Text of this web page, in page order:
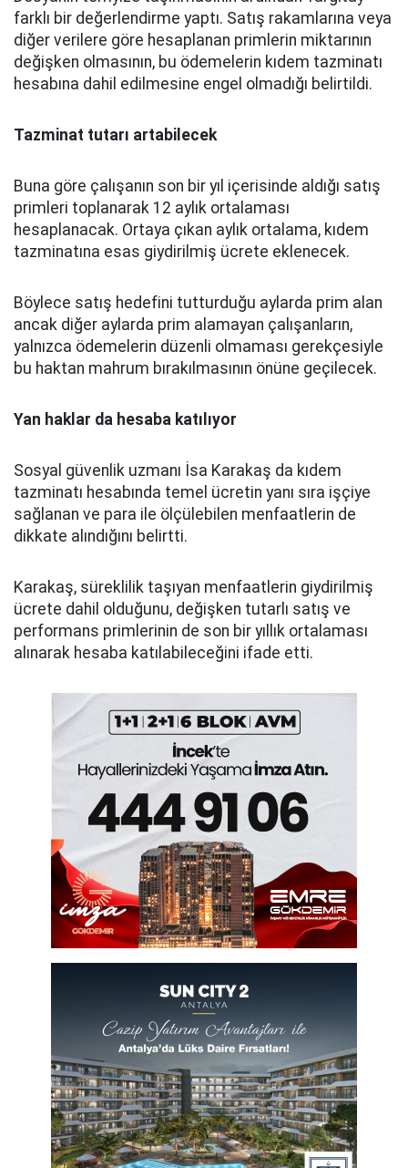
farklı bir değerlendirme yaptı. Satış rakamlarına veya
diğer verilere göre hesaplanan primlerin miktarının
değişken olmasının, bu ödemelerin kıdem tazminatı
hesabına dahil edilmesine engel olmadığı belirtildi.
Tazminat tutarı artabilecek
Buna göre çalışanın son bir yıl içerisinde aldığı satış
primleri toplanarak 12 aylık ortalaması
hesaplanacak. Ortaya çıkan aylık ortalama, kıdem
tazminatına esas giydirilmiş ücrete eklenecek.
Böylece satış hedefini tutturduğu aylarda prim alan
ancak diğer aylarda prim alamayan çalışanların,
yalnızca ödemelerin düzenli olmaması gerekçesiyle
bu haktan mahrum bırakılmasının önüne geçilecek.
Yan haklar da hesaba katılıyor
Sosyal güvenlik uzmanı İsa Karakaş da kıdem
tazminatı hesabında temel ücretin yanı sıra işçiye
sağlanan ve para ile ölçülebilen menfaatlerin de
dikkate alındığını belirtti.
Karakaş, süreklilik taşıyan menfaatlerin giydirilmiş
ücrete dahil olduğunu, değişken tutarlı satış ve
performans primlerinin de son bir yıllık ortalaması
alınarak hesaba katılabileceğini ifade etti.